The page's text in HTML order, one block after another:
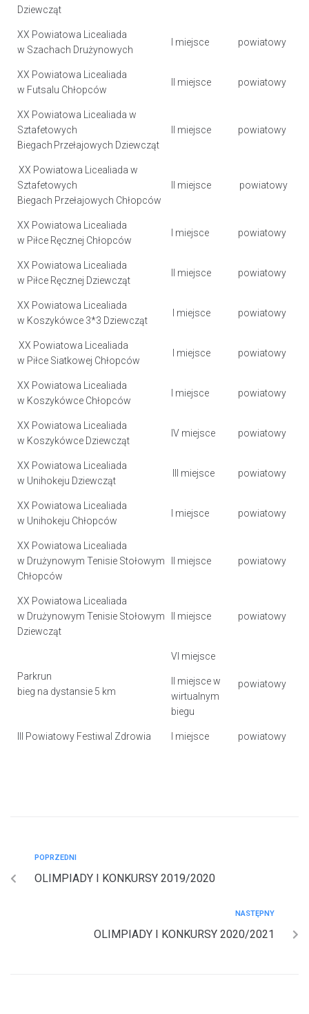
Dziewcząt
XX Powiatowa Licealiada
w Szachach Drużynowych
I miejsce powiatowy
XX Powiatowa Licealiada
w Futsalu Chłopców
II miejsce powiatowy
XX Powiatowa Licealiada w
Sztafetowych
Biegach Przełajowych Dziewcząt
II miejsce powiatowy
XX Powiatowa Licealiada w
Sztafetowych
Biegach Przełajowych Chłopców
II miejsce powiatowy
XX Powiatowa Licealiada
w Piłce Ręcznej Chłopców
I miejsce powiatowy
XX Powiatowa Licealiada
w Piłce Ręcznej Dziewcząt
II miejsce powiatowy
XX Powiatowa Licealiada
w Koszykówce 3*3 Dziewcząt
I miejsce powiatowy
XX Powiatowa Licealiada
w Piłce Siatkowej Chłopców
I miejsce powiatowy
XX Powiatowa Licealiada
w Koszykówce Chłopców
I miejsce powiatowy
XX Powiatowa Licealiada
w Koszykówce Dziewcząt
IV miejsce powiatowy
XX Powiatowa Licealiada
w Unihokeju Dziewcząt
III miejsce powiatowy
XX Powiatowa Licealiada
w Unihokeju Chłopców
I miejsce powiatowy
XX Powiatowa Licealiada
w Drużynowym Tenisie Stołowym
Chłopców
II miejsce powiatowy
XX Powiatowa Licealiada
w Drużynowym Tenisie Stołowym
Dziewcząt
II miejsce powiatowy
Parkrun
bieg na dystansie 5 km
VI miejsce
II miejsce w
wirtualnym
biegu
powiatowy
III Powiatowy Festiwal Zdrowia I miejsce powiatowy
POPRZEDNI
OLIMPIADY I KONKURSY 2019/2020
NASTĘPNY
OLIMPIADY I KONKURSY 2020/2021